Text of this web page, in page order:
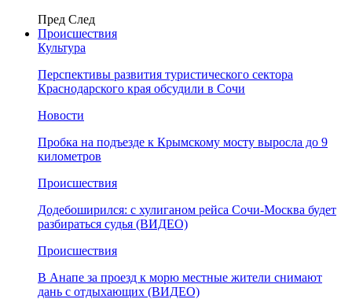
Пред След
Происшествия
Культура
Перспективы развития туристического сектора
Краснодарского края обсудили в Сочи
Новости
Пробка на подъезде к Крымскому мосту выросла до 9
километров
Происшествия
Додебоширился: с хулиганом рейса Сочи-Москва будет
разбираться судья (ВИДЕО)
Происшествия
В Анапе за проезд к морю местные жители снимают
дань с отдыхающих (ВИДЕО)